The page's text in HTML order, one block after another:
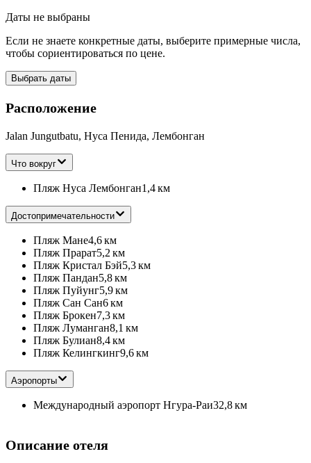
Даты не выбраны
Если не знаете конкретные даты, выберите примерные числа,
чтобы сориентироваться по цене.
Выбрать даты
Расположение
Jalan Jungutbatu, Нуса Пенида, Лембонган
Что вокруг
Пляж Нуса Лембонган1,4 км
Достопримечательности
Пляж Мане4,6 км
Пляж Прарат5,2 км
Пляж Кристал Бэй5,3 км
Пляж Пандан5,8 км
Пляж Пуйунг5,9 км
Пляж Сан Сан6 км
Пляж Брокен7,3 км
Пляж Луманган8,1 км
Пляж Булиан8,4 км
Пляж Келингкинг9,6 км
Аэропорты
Международный аэропорт Нгура-Раи32,8 км
Описание отеля